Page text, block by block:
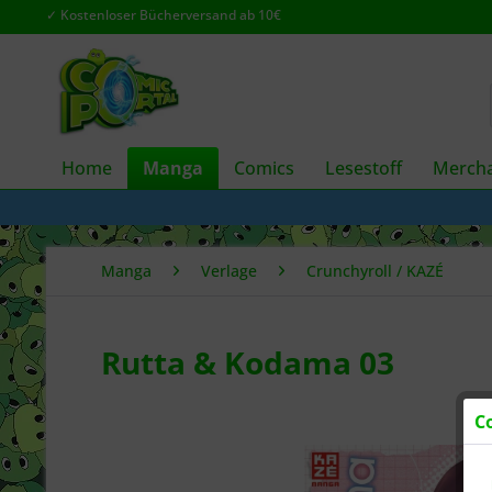
✓ Kostenloser Bücherversand ab 10€
Home Manga Comics Lesestoff
Manga Verlage Crunchyroll / KAZÉ
Rutta & Kodama 03